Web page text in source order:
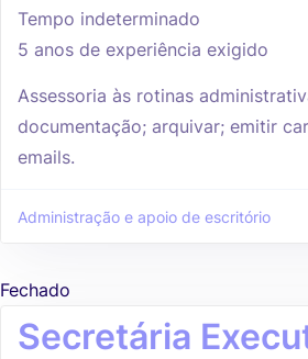
Tempo indeterminado
5 anos de experiência exigido
Assessoria às rotinas
documentação; arquivar; emitir
emails.
Administração e apoio de escritório
Fechado
Secretária